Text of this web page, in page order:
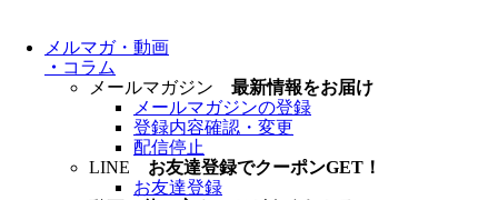
メルマガ・動画
・ コラム
メールマガジン 最新情報をお届け
メールマガジンの登録
登録内容確認・変更
配信停止
LINE お友達登録でクーポンGET！
お友達登録